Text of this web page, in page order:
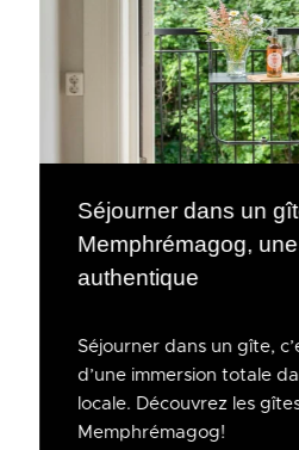
Séjourner dans un
Memphrémagog,
authentique
Séjourner dans un gîte,
d’une immersion totale
locale. Découvrez les
Memphrémagog!